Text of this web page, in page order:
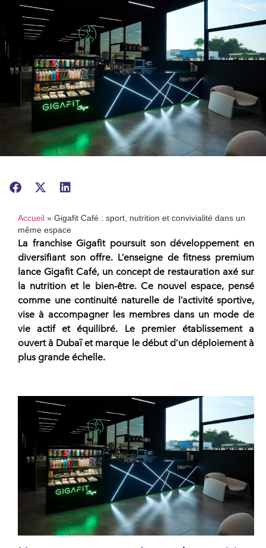
Accueil » Gigafit Café : sport, nutrition et convivialité dans un
même espace
La franchise Gigafitpoursuit son développement en
diversifiant son offre. L’enseigne defitness premium
lance Gigafit Café, un concept de restauration axé sur
la nutrition et le bien-être. Ce nouvel espace, pensé
comme une continuité naturelle de l’activité sportive,
vise à accompagner les membres dans un mode de
vie actif et équilibré. Le premier établissement a
ouvert à Dubaïet marque le début d’un déploiement à
plus grande échelle.